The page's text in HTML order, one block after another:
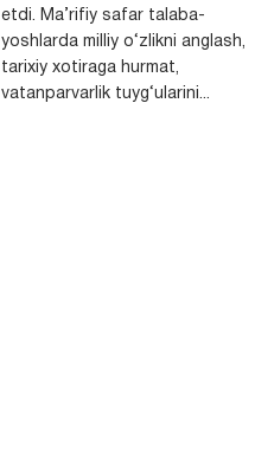
etdi. Ma’rifiy safar talaba-
yoshlarda milliy o‘zlikni anglash,
tarixiy xotiraga hurmat,
vatanparvarlik tuyg‘ularini...